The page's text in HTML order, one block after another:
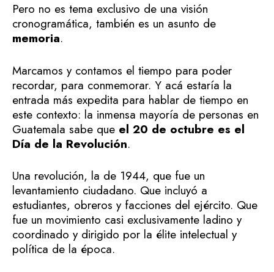
Pero no es tema exclusivo de una visión
cronogramática, también es un asunto de
memoria.
Marcamos y contamos el tiempo para poder
recordar, para conmemorar. Y acá estaría la
entrada más expedita para hablar de tiempo en
este contexto: la inmensa mayoría de personas en
Guatemala sabe que el 20 de octubre es el
Día de la Revolución.
Una revolución, la de 1944, que fue un
levantamiento ciudadano. Que incluyó a
estudiantes, obreros y facciones del ejército. Que
fue un movimiento casi exclusivamente ladino y
coordinado y dirigido por la élite intelectual y
política de la época.